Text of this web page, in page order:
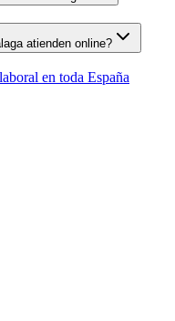
atienden online?
en toda España